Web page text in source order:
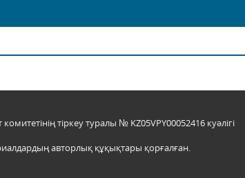
тіркеу туралы № KZ05VPY00052416 куәлігі
авторлық құқықтары қорғалған.